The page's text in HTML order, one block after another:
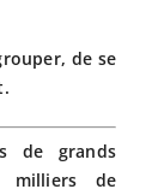
de se
de grands
milliers de